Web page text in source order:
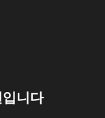
니다